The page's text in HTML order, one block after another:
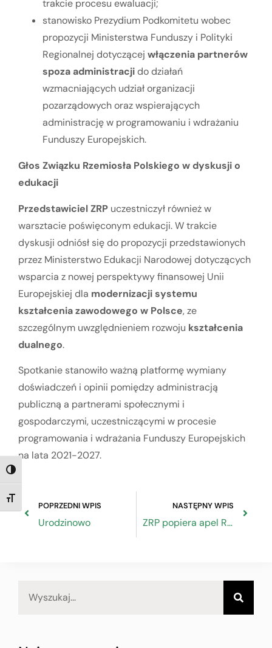
TOGGLE HIGH CONTRAST
TOGGLE FONT SIZE
trakcie procesu ewaluacji;
stanowisko Prezydium Podkomitetu wobec
propozycji Ministerstwa Funduszy i Polityki
Regionalnej dotyczącej włączenia partnerów
spoza administracjido działań
wzmacniających udział organizacji
pozarządowych oraz wspierających
administrację w programowaniu i wdrażaniu
Funduszy Europejskich.
Głos Związku Rzemiosła Polskiego w dyskusji o
edukacji
Przedstawiciel ZRP uczestniczył również w
warsztacie poświęconym edukacji. W trakcie
dyskusji odniósł się do propozycji przedstawionych
przez Ministerstwo Edukacji Narodowej dotyczących
wsparcia z nowej perspektywy finansowej Unii
Europejskiej dla modernizacji systemu
kształcenia zawodowego w Polsce, ze
szczególnym uwzględnieniem rozwoju kształcenia
dualnego.
Spotkanie stanowiło ważną platformę wymiany
doświadczeń i opinii pomiędzy administracją
publiczną a partnerami społecznymi i
gospodarczymi, uczestniczącymi w procesie
programowania i wdrażania Funduszy Europejskich
na lata 2021-2027.
POPRZEDNI WPIS
Urodzinowo
NASTĘPNY WPIS
ZRP popiera apel Rady Przedsiębiorczości o skuteczną ochronę treści audiowizualnych w Internecie